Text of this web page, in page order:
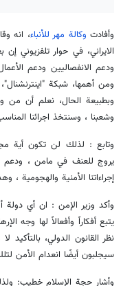
وأفادت وكالة مهر للأنباء، انه
الايراني، في حوار تلفزيوني
ودعم الانفصاليين ودعم
ومن أهمها، شبكة
وبطبيعة الحال، نعلم أن من
وشعبنا ، وسنتخذ اجرائنا
وتابع : لذلك لن تكون أية
يروج للعنف في مامن ، ودعم
إجراءاتنا الأمنية والهجومية ،
وأكد وزير الإمن : ان أي
يتبع أفكاراً وأفعالاً لها وجه
نظر القانون الدولي،
سيجلبون أيضًا انعدام الأمن
وأشار حجة الإسلام خطيب: